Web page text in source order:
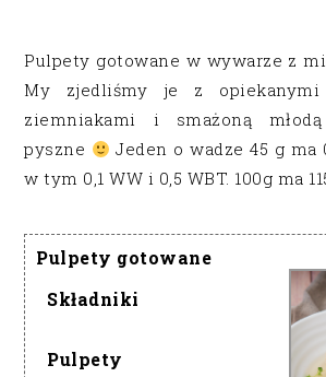
Pulpety gotowane w wywarze z
My zjedliśmy je z
ziemniakami i smażoną
pyszne
Jeden o wadze 45 g
w tym 0,1 WW i 0,5 WBT. 100g ma
Pulpety gotowane
Składniki
Pulpety